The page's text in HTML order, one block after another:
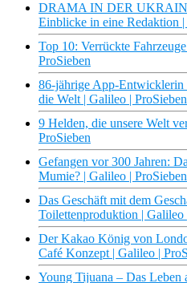
DRAMA IN DER
Einblicke in eine Redaktion
Top 10: Verrückte
ProSieben
86-jährige App-Entwicklerin
die Welt | Galileo | ProSieben
9 Helden, die unsere Welt
ProSieben
Gefangen vor 300 Jahren:
Mumie? | Galileo | ProSieben
Das Geschäft mit dem
Toilettenproduktion | Galileo
Der Kakao König von
Café Konzept | Galileo |
Young Tijuana – Das Leben